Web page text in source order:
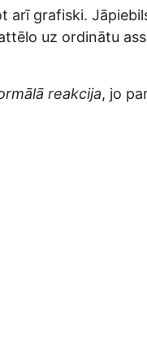
arī grafiski.
uz ordinātu
reakcija, jo